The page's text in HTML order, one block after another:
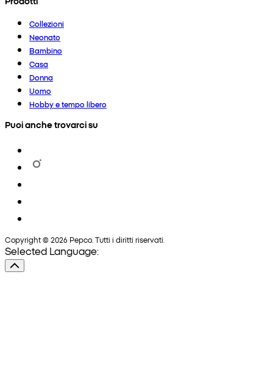
Collezioni
Neonato
Bambino
Casa
Donna
Uomo
Hobby e tempo libero
Puoi anche trovarci su
Copyright © 2026 Pepco. Tutti i diritti riservati.
Selected Language: